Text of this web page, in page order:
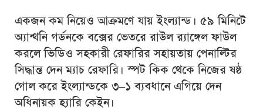
একজন কম নিয়েও আক্রমণে যায় ইংল্যান্ড। ৫৯ মিনিটে
অ্যান্থনি গর্ডনকে বক্সের ভেতরে রাউল র‍্যাঙ্গেল ফাউল
করলে ভিডিও সহকারী রেফারির সহায়তায় পেনাল্টির
সিদ্ধান্ত দেন ম্যাচ রেফারি। স্পট কিক থেকে নিজের ষষ্ঠ
গোল করে ইংল্যান্ডকে ৩–১ ব্যবধানে এগিয়ে দেন
অধিনায়ক হ্যারি কেইন।